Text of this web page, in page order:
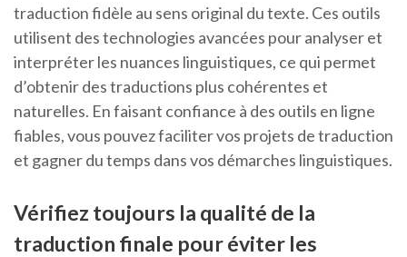
traduction fidèle au sens original du texte. Ces outils
utilisent des technologies avancées pour analyser et
interpréter les nuances linguistiques, ce qui permet
d’obtenir des traductions plus cohérentes et
naturelles. En faisant confiance à des outils en ligne
fiables, vous pouvez faciliter vos projets de traduction
et gagner du temps dans vos démarches linguistiques.
Vérifiez toujours la qualité de la
traduction finale pour éviter les